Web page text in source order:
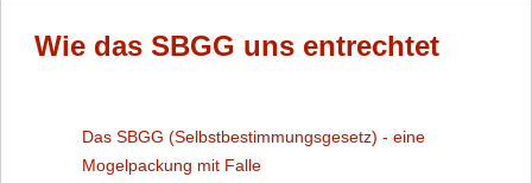
Wie das SBGG uns entrechtet
Das SBGG (Selbstbestimmungsgesetz) - eine
Mogelpackung mit Falle